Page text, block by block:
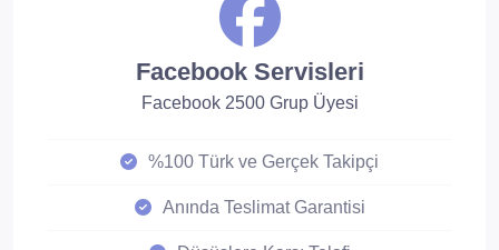
Facebook Servisleri
Facebook 2500 Grup Üyesi
%100 Türk ve Gerçek Takipçi
Anında Teslimat Garantisi